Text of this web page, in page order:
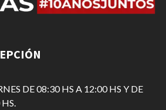
DE 08:30 HS A 12:00 HS Y DE